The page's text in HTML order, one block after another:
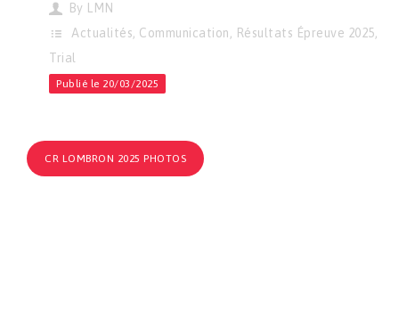
By
LMN
Actualités Communication Résultats Épreuve 2025
Trial
Publié le 20/03/2025
CR LOMBRON 2025 PHOTOS